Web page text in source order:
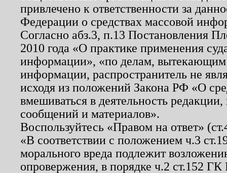
привлечено к ответственности за
Федерации о средствах массовой
Согласно абз.3, п.13 Постановления
2010 года «О практике применения
информации», «по делам, вытекающим
информации, распространитель не
исходя из положений Закона РФ «О
вмешиваться в деятельность
сообщений и материалов».
Воспользуйтесь «Правом на ответ»
«В соответствии с положением ч.3
морального вреда подлежит
опровержения, в порядке ч.2 ст.152